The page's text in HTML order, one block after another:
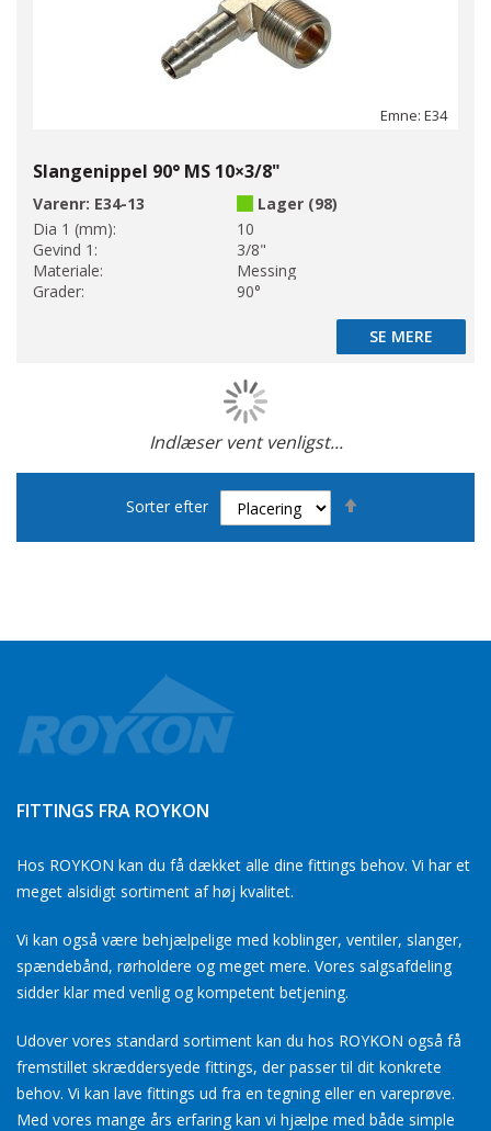
Emne: E34
Slangenippel 90° MS 10×3/8"
Varenr: E34-13
Lager (98)
Dia 1 (mm):
10
Gevind 1:
3/8"
Materiale:
Messing
Grader:
90°
SE MERE
SE MERE
Indlæser vent venligst...
Sorter efter
FITTINGS FRA ROYKON
Hos ROYKON kan du få dækket alle dine fittings behov. Vi har et
meget alsidigt sortiment af høj kvalitet.
Vi kan også være behjælpelige med koblinger, ventiler, slanger,
spændebånd, rørholdere og meget mere. Vores salgsafdeling
sidder klar med venlig og kompetent betjening.
Udover vores standard sortiment kan du hos ROYKON også få
fremstillet skræddersyede fittings, der passer til dit konkrete
behov. Vi kan lave fittings ud fra en tegning eller en vareprøve.
Med vores mange års erfaring kan vi hjælpe med både simple